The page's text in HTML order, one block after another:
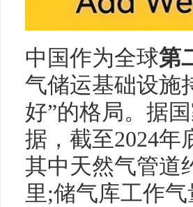
中国作为全球第
气储运基础设施
好”的格局。据
据，截至2024年
其中天然气管道
里;储气库工作气